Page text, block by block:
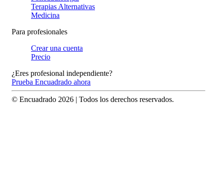
Terapias Alternativas
Medicina
Para profesionales
Crear una cuenta
Precio
¿Eres profesional independiente?
Prueba Encuadrado ahora
© Encuadrado 2026 | Todos los derechos reservados.